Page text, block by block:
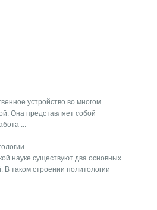
устройство во многом
Она представляет собой
...
науке существуют два основных
В таком строении политологии